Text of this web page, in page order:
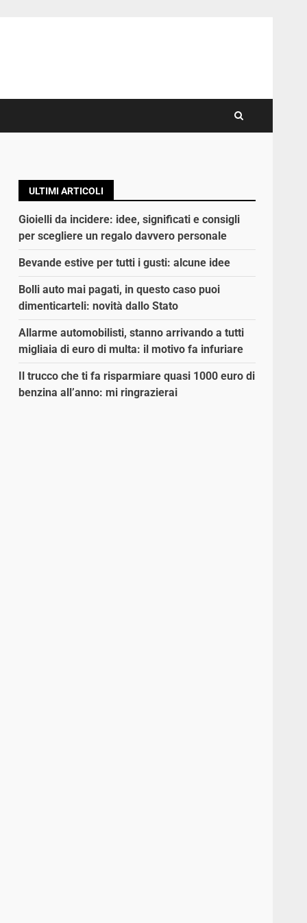
ULTIMI ARTICOLI
Gioielli da incidere: idee, significati e consigli
per scegliere un regalo davvero personale
Bevande estive per tutti i gusti: alcune idee
Bolli auto mai pagati, in questo caso puoi
dimenticarteli: novità dallo Stato
Allarme automobilisti, stanno arrivando a tutti
migliaia di euro di multa: il motivo fa infuriare
Il trucco che ti fa risparmiare quasi 1000 euro di
benzina all’anno: mi ringrazierai